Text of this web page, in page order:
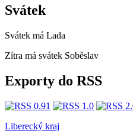
Svátek
Svátek má Lada
Zítra má svátek Soběslav
Exporty do RSS
Liberecký kraj